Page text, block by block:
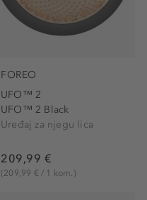
FOREO
UFO™ 2
UFO™ 2 Black
Uređaj za njegu lica
209,99 €
(209,99 € / 1 kom.)